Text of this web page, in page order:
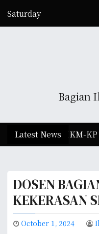
i
e
t
Saturday
August 8, 2026
Bagian
Latest News
IKM-KP FK UNS:
DOSEN
KEKERASAN
October 1, 2024